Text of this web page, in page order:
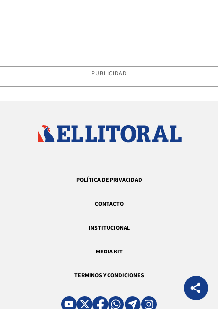
PUBLICIDAD
POLÍTICA DE PRIVACIDAD
CONTACTO
INSTITUCIONAL
MEDIA KIT
TERMINOS Y CONDICIONES